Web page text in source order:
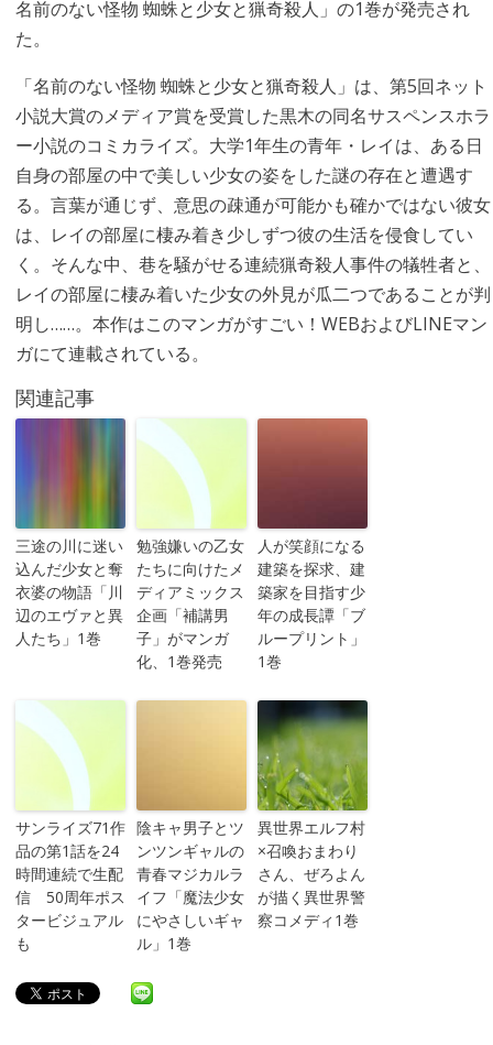
名前のない怪物 蜘蛛と少女と猟奇殺人」の1巻が発売され
た。
「名前のない怪物 蜘蛛と少女と猟奇殺人」は、第5回ネット
小説大賞のメディア賞を受賞した黒木の同名サスペンスホラ
ー小説のコミカライズ。大学1年生の青年・レイは、ある日
自身の部屋の中で美しい少女の姿をした謎の存在と遭遇す
る。言葉が通じず、意思の疎通が可能かも確かではない彼女
は、レイの部屋に棲み着き少しずつ彼の生活を侵食してい
く。そんな中、巷を騒がせる連続猟奇殺人事件の犠牲者と、
レイの部屋に棲み着いた少女の外見が瓜二つであることが判
明し……。本作はこのマンガがすごい！WEBおよびLINEマン
ガにて連載されている。
関連記事
三途の川に迷い
込んだ少女と奪
衣婆の物語「川
辺のエヴァと異
人たち」1巻
勉強嫌いの乙女
たちに向けたメ
ディアミックス
企画「補講男
子」がマンガ
化、1巻発売
人が笑顔になる
建築を探求、建
築家を目指す少
年の成長譚「ブ
ループリント」
1巻
サンライズ71作
品の第1話を24
時間連続で生配
信 50周年ポス
タービジュアル
も
陰キャ男子とツ
ンツンギャルの
青春マジカルラ
イフ「魔法少女
にやさしいギャ
ル」1巻
異世界エルフ村
×召喚おまわり
さん、ぜろよん
が描く異世界警
察コメディ1巻